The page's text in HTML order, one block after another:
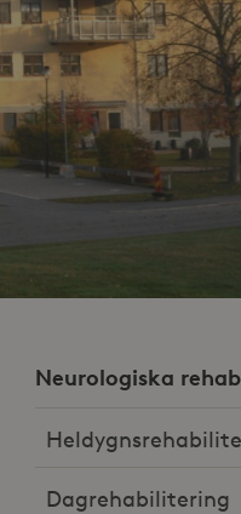
Neurologiska
Dagrehabilitering